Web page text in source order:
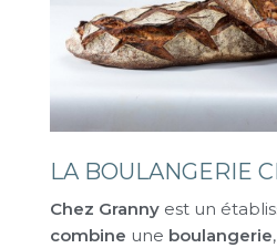
LA BOULANGERIE
Chez Granny est un
combine une boulangerie